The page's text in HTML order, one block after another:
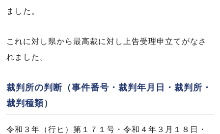
ました。
これに対し県から最高裁に対し上告受理申立てがなさ
れました。
裁判所の判断（事件番号・裁判年月日・裁判所・
裁判種類）
令和３年（行ヒ）第１７１号・令和４年３月１８日・